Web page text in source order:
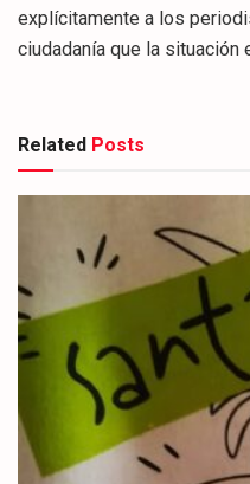
explícitamente a los
ciudadanía que la situación
Related Posts